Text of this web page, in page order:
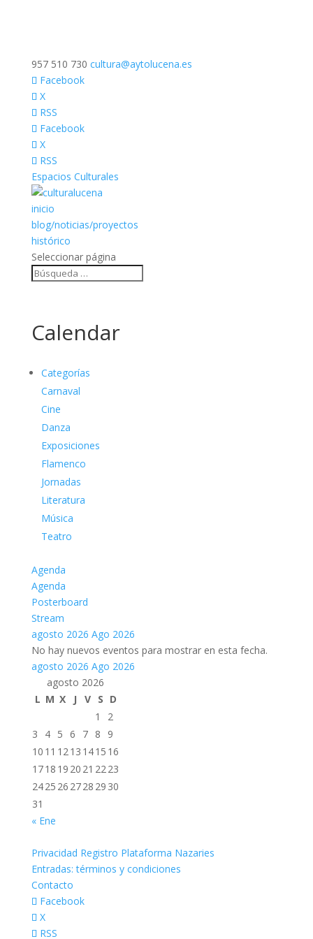
957 510 730 cultura@aytolucena.es
Facebook
X
RSS
Facebook
X
RSS
Espacios Culturales
inicio
blog/noticias/proyectos
histórico
Seleccionar página
Calendar
Categorías
Carnaval
Cine
Danza
Exposiciones
Flamenco
Jornadas
Literatura
Música
Teatro
Agenda
Agenda
Posterboard
Stream
agosto 2026 Ago 2026
No hay nuevos eventos para mostrar en esta fecha.
agosto 2026 Ago 2026
agosto 2026
L M X J V S D
1
2
3
4 5 6 7 8
9
10 11 1213 1415 16
1718 19 20 21 2223
2425 26 2728 29 30
31
« Ene
Privacidad Registro Plataforma Nazaries
Entradas: términos y condiciones
Contacto
Facebook
X
RSS